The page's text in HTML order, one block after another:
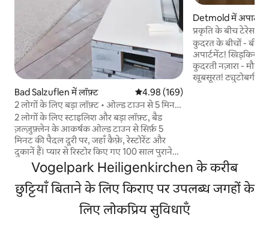
Bad Salzuflen में लॉफ़्ट औसत रेटिंग 5 में से 4.98, 169 समीक्षाएँ
4.98 (169)
2 लोगों के लिए बड़ा लॉफ़्ट • ओल्ड टाउन से 5 मिनट
की पैदल दूरी पर
2 लोगों के लिए स्टाइलिश और बड़ा लॉफ़्ट, बैड
ज़ल्ज़ुफ़्लेन के आकर्षक ओल्ड टाउन से सिर्फ़ 5
मिनट की पैदल दूरी पर, जहाँ कैफ़े, रेस्टोरेंट और
दुकानें हैं। प्यार से रिस्टोर किए गए 100 साल पुराने
टाउनहाउस में मौजूद, यह चमकदार टॉप-फ़्लोर
लॉफ़्ट अपने अंदाज़ और आधुनिक सुविधाओं का
अनोखा मेल है - यह दो लोगों के लिए आरामदायक
ठहरने की जगह है। किसी आम होटल के कमरे के
मुकाबले ज़्यादा जगह, स्टाइल और माहौल का मज़ा
लें और पैदल ही आसानी से हर जगह को एक्सप्लोर
Detmold में
प्रकृति के बीच टेरेस
कुदरत के बीचों - बीच
अपार्टमेंट! खिड़कियों
कुदरती नज़ारा -
खूबसूरत! ट्युटोबर्ग
खरीदारी - बेकरी,
Vogelpark Heiligenkirchen के करीब
छुट्टियाँ बिताने के लिए किराए पर उपलब्ध जगहों के
लिए लोकप्रिय सुविधाएँ